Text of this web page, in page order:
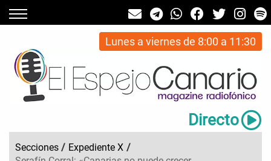
Lunes a viernes de 8:00 a 11:30
Directo
Secciones / Expediente X /